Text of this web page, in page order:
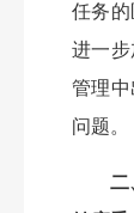
任务
进一
管理
问题。
二